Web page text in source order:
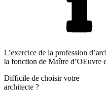
L’exercice de la profession
la fonction de Maître d’OEuvre
Difficile de choisir votre
architecte ?